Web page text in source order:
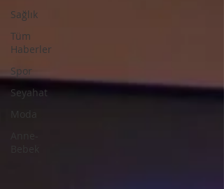
Sağlık
Tüm
Haberler
Spor
Seyahat